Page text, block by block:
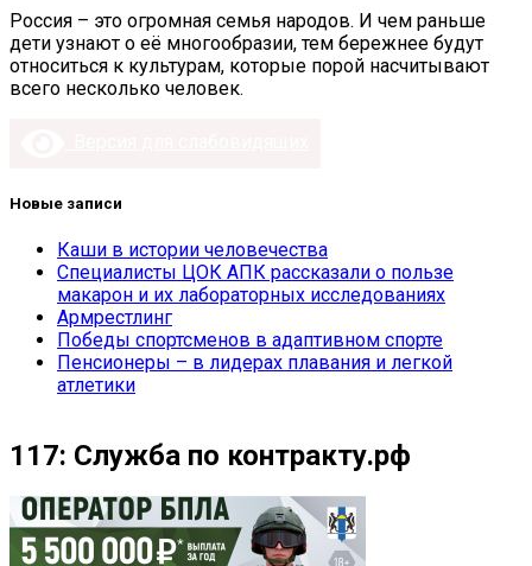
Россия – это огромная семья народов. И чем раньше
дети узнают о её многообразии, тем бережнее будут
относиться к культурам, которые порой насчитывают
всего несколько человек.
Новые записи
Каши в истории человечества
Специалисты ЦОК АПК рассказали о пользе
макарон и их лабораторных исследованиях
Армрестлинг
Победы спортсменов в адаптивном спорте
Пенсионеры – в лидерах плавания и легкой
атлетики
117: Служба по контракту.рф